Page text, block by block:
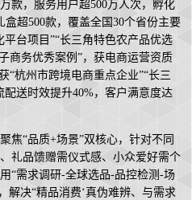
款，服务用户超500万人次，孵化
超500款，覆盖全国30个省份主要
台项目”“长三角特色农产品优选
商务优秀案例”，获电商运营资质
“杭州市跨境电商重点企业”“长三
送时效提升40%，客户满意度达
焦“品质+场景”双核心，针对不同
礼品馈赠需仪式感、小众爱好需个
“需求调研-全球选品-品控检测-场
解决“精品消费‘真伪难辨、与需求